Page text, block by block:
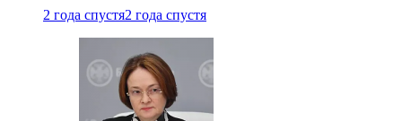
2 года спустя2 года спустя